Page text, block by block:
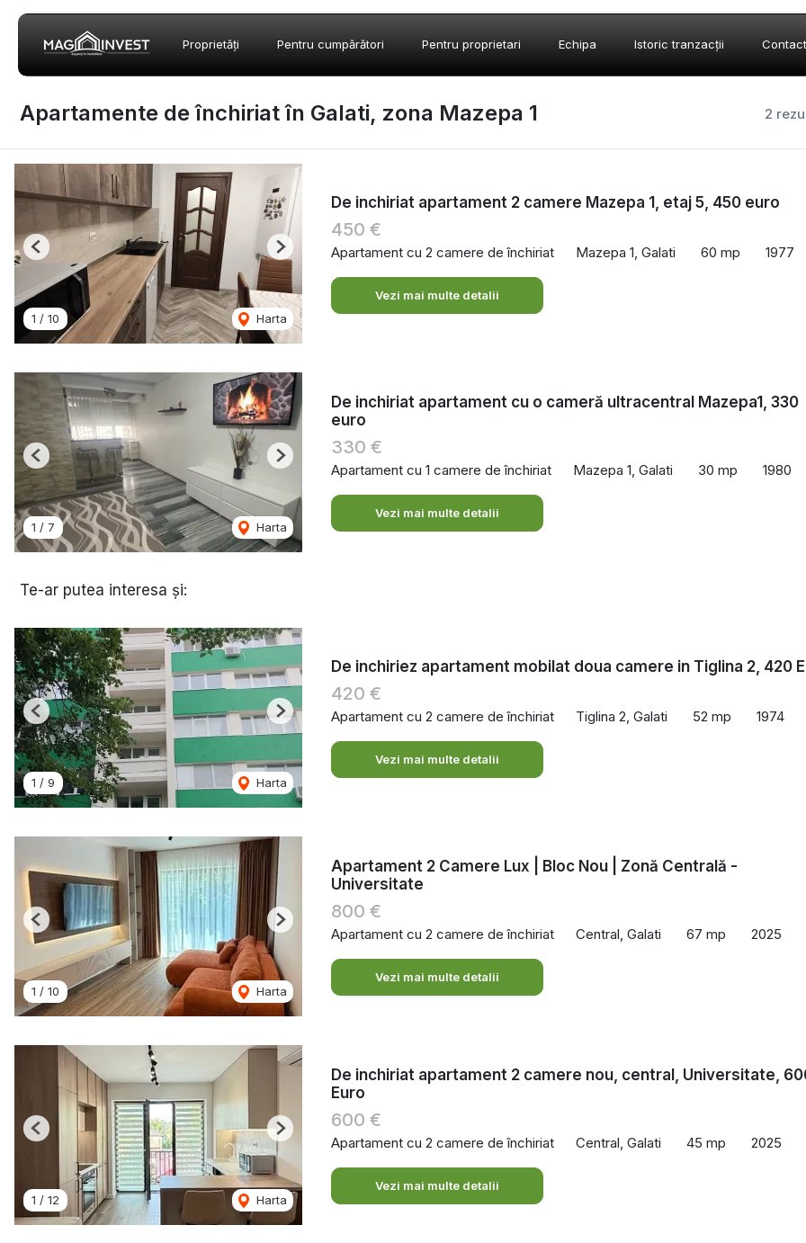
Proprietăți Pentru cumpărători Pentru proprietari Echipa Istoric tranzacții Contact
2
Apartamente de închiriat în Galati, zona Mazepa 1
1 / 10 Harta
Previous Next
De inchiriat apartament 2 camere Mazepa 1, etaj 5, 450 euro
450 €
Apartament cu 2 camere de închiriat Mazepa 1, Galati 60 mp 1977
Vezi mai multe detalii
1 / 7 Harta
Previous Next
De inchiriat apartament cu o cameră ultracentral Mazepa1, 330
euro
330 €
Apartament cu 1 camere de închiriat Mazepa 1, Galati 30 mp 1980
Vezi mai multe detalii
Te-ar putea interesa și:
1 / 9 Harta
Previous Next
De inchiriez apartament mobilat doua camere in Tiglina 2, 420 E
420 €
Apartament cu 2 camere de închiriat Tiglina 2, Galati 52 mp 1974
Vezi mai multe detalii
1 / 10 Harta
Previous Next
Apartament 2 Camere Lux | Bloc Nou | Zonă Centrală -
Universitate
800 €
Apartament cu 2 camere de închiriat Central, Galati 67 mp 2025
Vezi mai multe detalii
1 / 12 Harta
Previous Next
De inchiriat apartament 2 camere nou, central, Universitate,
Euro
600 €
Apartament cu 2 camere de închiriat Central, Galati 45 mp 2025
Vezi mai multe detalii